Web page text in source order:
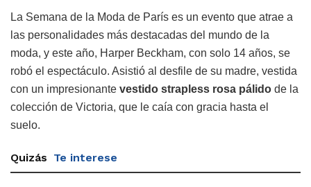
La Semana de la Moda de París es un evento que atrae a
las personalidades más destacadas del mundo de la
moda, y este año, Harper Beckham, con solo 14 años, se
robó el espectáculo. Asistió al desfile de su madre, vestida
con un impresionante vestido strapless rosa pálido de la
colección de Victoria, que le caía con gracia hasta el
suelo.
Quizás Te interese